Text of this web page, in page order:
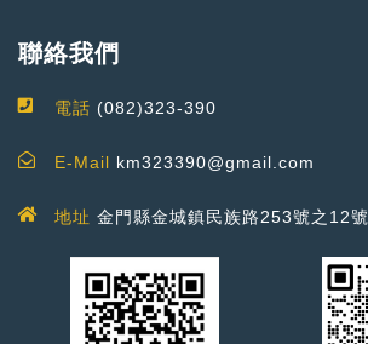
聯絡我們
電話 (082)323-390
E-Mail km323390@gmail.com
地址 金門縣金城鎮民族路253號之12號